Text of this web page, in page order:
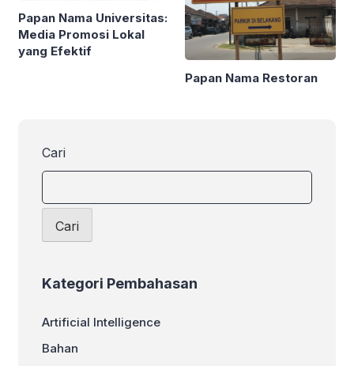
Papan Nama Universitas:
Media Promosi Lokal
yang Efektif
Papan Nama Restoran
Cari
Cari
Kategori Pembahasan
Artificial Intelligence
Bahan